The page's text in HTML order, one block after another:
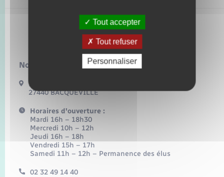
Bacqueville
Nous contacter :
17 Bis Route de Bonnemare
27440 BACQUEVILLE
Horaires d'ouverture :
Mardi 16h – 18h30
Mercredi 10h – 12h
Jeudi 16h – 18h
Vendredi 15h – 17h
Samedi 11h – 12h – Permanence des élus
02 32 49 14 40
Tout accepter
Tout refuser
Personnaliser